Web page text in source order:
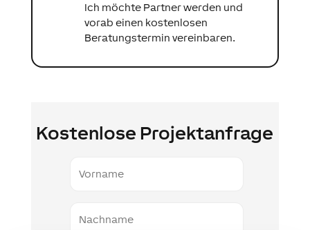
Ich möchte Partner werden und
vorab einen kostenlosen
Beratungstermin vereinbaren.
Kostenlose Projektanfrage